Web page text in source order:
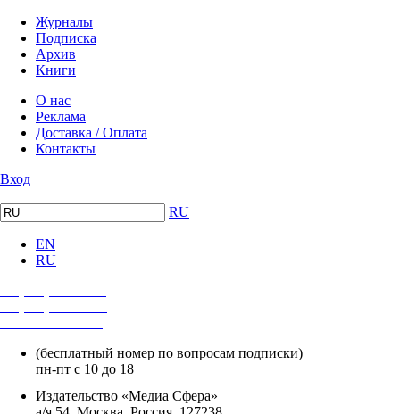
Журналы
Подписка
Архив
Книги
О нас
Реклама
Доставка / Оплата
Контакты
Вход
RU
EN
RU
(бесплатный номер по вопросам подписки)
пн-пт с 10 до 18
Издательство «Медиа Сфера»